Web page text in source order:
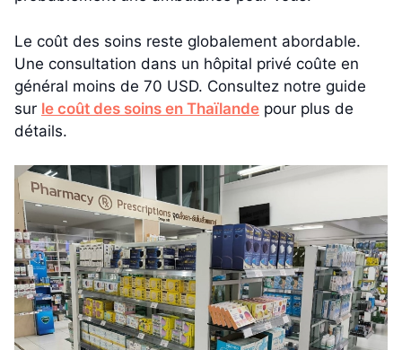
Le coût des soins reste globalement abordable.
Une consultation dans un hôpital privé coûte en
général moins de 70 USD. Consultez notre guide
sur le coût des soins en Thaïlande pour plus de
détails.